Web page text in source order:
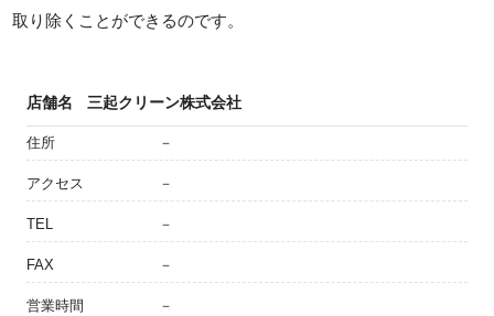
取り除くことができるのです。
店舗名 三起クリーン株式会社
住所 －
アクセス －
TEL －
FAX －
営業時間 －